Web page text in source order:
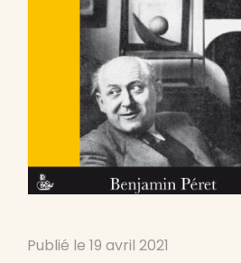
Publié le 19 avril 2021